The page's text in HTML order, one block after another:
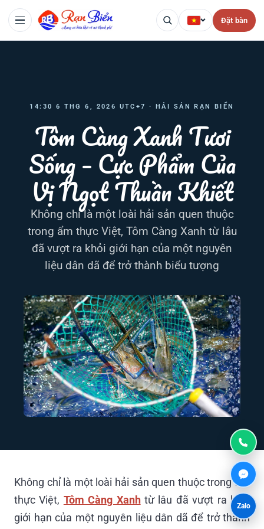
Đặt bàn
14:30 6 THG 6, 2026 UTC+7 · HẢI SẢN RẠN BIỂN
Tôm Càng Xanh Tươi
Sống – Cực Phẩm Của
Vị Ngọt Thuần Khiết
Không chỉ là một loài hải sản quen thuộc
trong ẩm thực Việt, Tôm Càng Xanh từ lâu
đã vượt ra khỏi giới hạn của một nguyên
liệu dân dã để trở thành biểu tượng
Không chỉ là một loài hải sản quen thuộc trong ẩm
thực Việt, Tôm Càng Xanhtừ lâu đã vượt ra khỏi
giới hạn của một nguyên liệu dân dã để trở thành
Zalo